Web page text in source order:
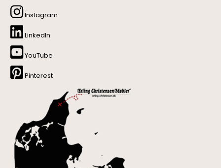
Instagram
LinkedIn
YouTube
Pinterest